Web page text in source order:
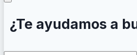
¿Te ayudamos a